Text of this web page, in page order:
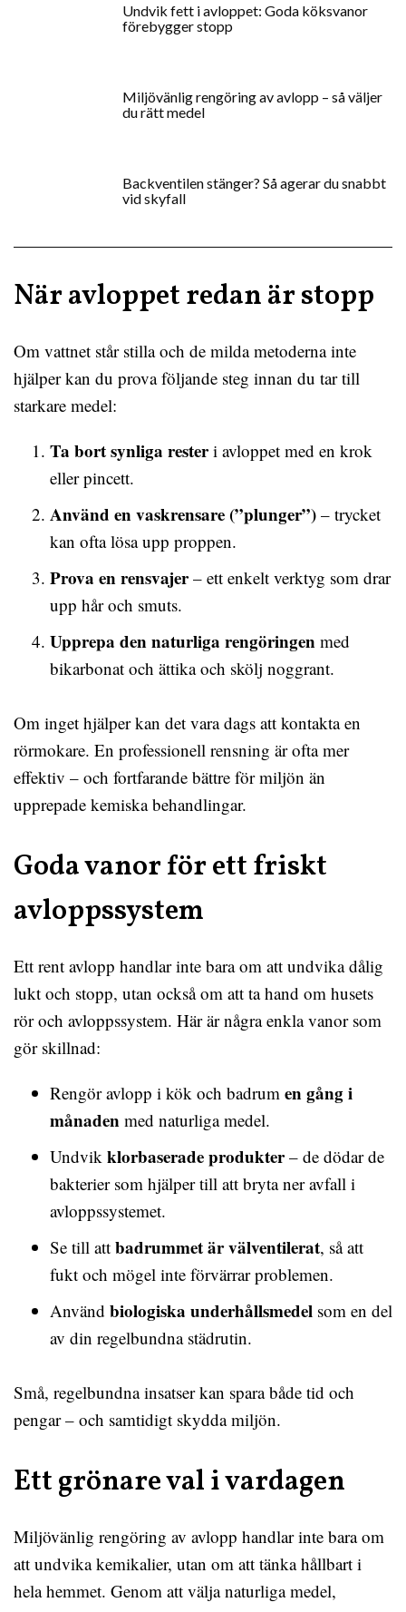
Undvik fett i avloppet: Goda köksvanor
förebygger stopp
Miljövänlig rengöring av avlopp – så väljer
du rätt medel
Backventilen stänger? Så agerar du snabbt
vid skyfall
När avloppet redan är stopp
Om vattnet står stilla och de milda metoderna inte
hjälper kan du prova följande steg innan du tar till
starkare medel:
Ta bort synliga resteri avloppet med en krok
eller pincett.
Använd en vaskrensare (”plunger”) – trycket
kan ofta lösa upp proppen.
Prova en rensvajer– ett enkelt verktyg som drar
upp hår och smuts.
Upprepa den naturliga rengöringen med
bikarbonat och ättika och skölj noggrant.
Om inget hjälper kan det vara dags att kontakta en
rörmokare. En professionell rensning är ofta mer
effektiv – och fortfarande bättre för miljön än
upprepade kemiska behandlingar.
Goda vanor för ett friskt
avloppssystem
Ett rent avlopp handlar inte bara om att undvika dålig
lukt och stopp, utan också om att ta hand om husets
rör och avloppssystem. Här är några enkla vanor som
gör skillnad:
Rengör avlopp i kök och badrum en gång i
månaden med naturliga medel.
Undvik klorbaserade produkter– de dödar de
bakterier som hjälper till att bryta ner avfall i
avloppssystemet.
Se till att badrummet är välventilerat, så att
fukt och mögel inte förvärrar problemen.
Använd biologiska underhållsmedel som en del
av din regelbundna städrutin.
Små, regelbundna insatser kan spara både tid och
pengar – och samtidigt skydda miljön.
Ett grönare val i vardagen
Miljövänlig rengöring av avlopp handlar inte bara om
att undvika kemikalier, utan om att tänka hållbart i
hela hemmet. Genom att välja naturliga medel,